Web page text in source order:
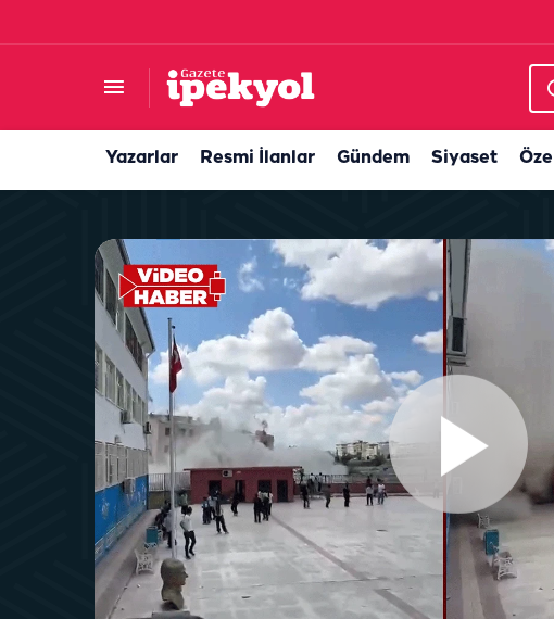
Yazarlar Resmi İlanlar Gündem Siyaset
Şanlıurfa’da deprem hissi uyandıran gürültü!